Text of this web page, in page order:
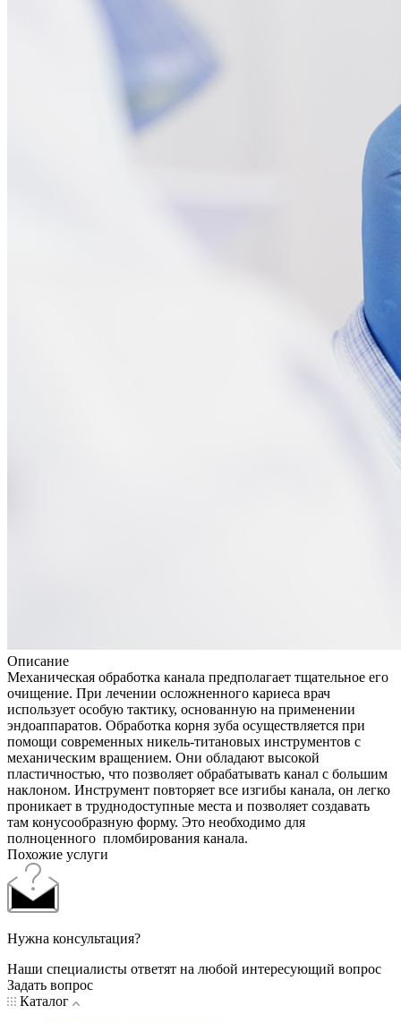
Описание
Механическая обработка канала предполагает тщательное его
очищение. При лечении осложненного кариеса врач
использует особую тактику, основанную на применении
эндоаппаратов. Обработка корня зуба осуществляется при
помощи современных никель-титановых инструментов с
механическим вращением. Они обладают высокой
пластичностью, что позволяет обрабатывать канал с большим
наклоном. Инструмент повторяет все изгибы канала, он легко
проникает в труднодоступные места и позволяет создавать
там конусообразную форму. Это необходимо для
полноценного пломбирования канала.
Похожие услуги
Нужна консультация?
Наши специалисты ответят на любой интересующий вопрос
Задать вопрос
Каталог